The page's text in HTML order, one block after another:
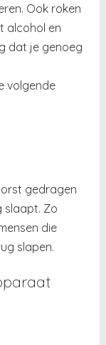
Ook roken
alcohol en
dat je genoeg
volgende
gedragen
slaapt. Zo
die
slapen.